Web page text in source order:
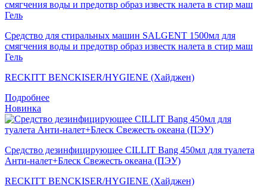
Средство для стиральных машин SALGENT 1500мл для
смягчения воды и предотвр образ известк налета в стир маш
Гель
RECKITT BENCKISER/HYGIENE (Хайджен)
Подробнее
Новинка
Средство дезинфицирующее CILLIT Bang 450мл для туалета
Анти-налет+Блеск Свежесть океана (ПЭУ)
RECKITT BENCKISER/HYGIENE (Хайджен)